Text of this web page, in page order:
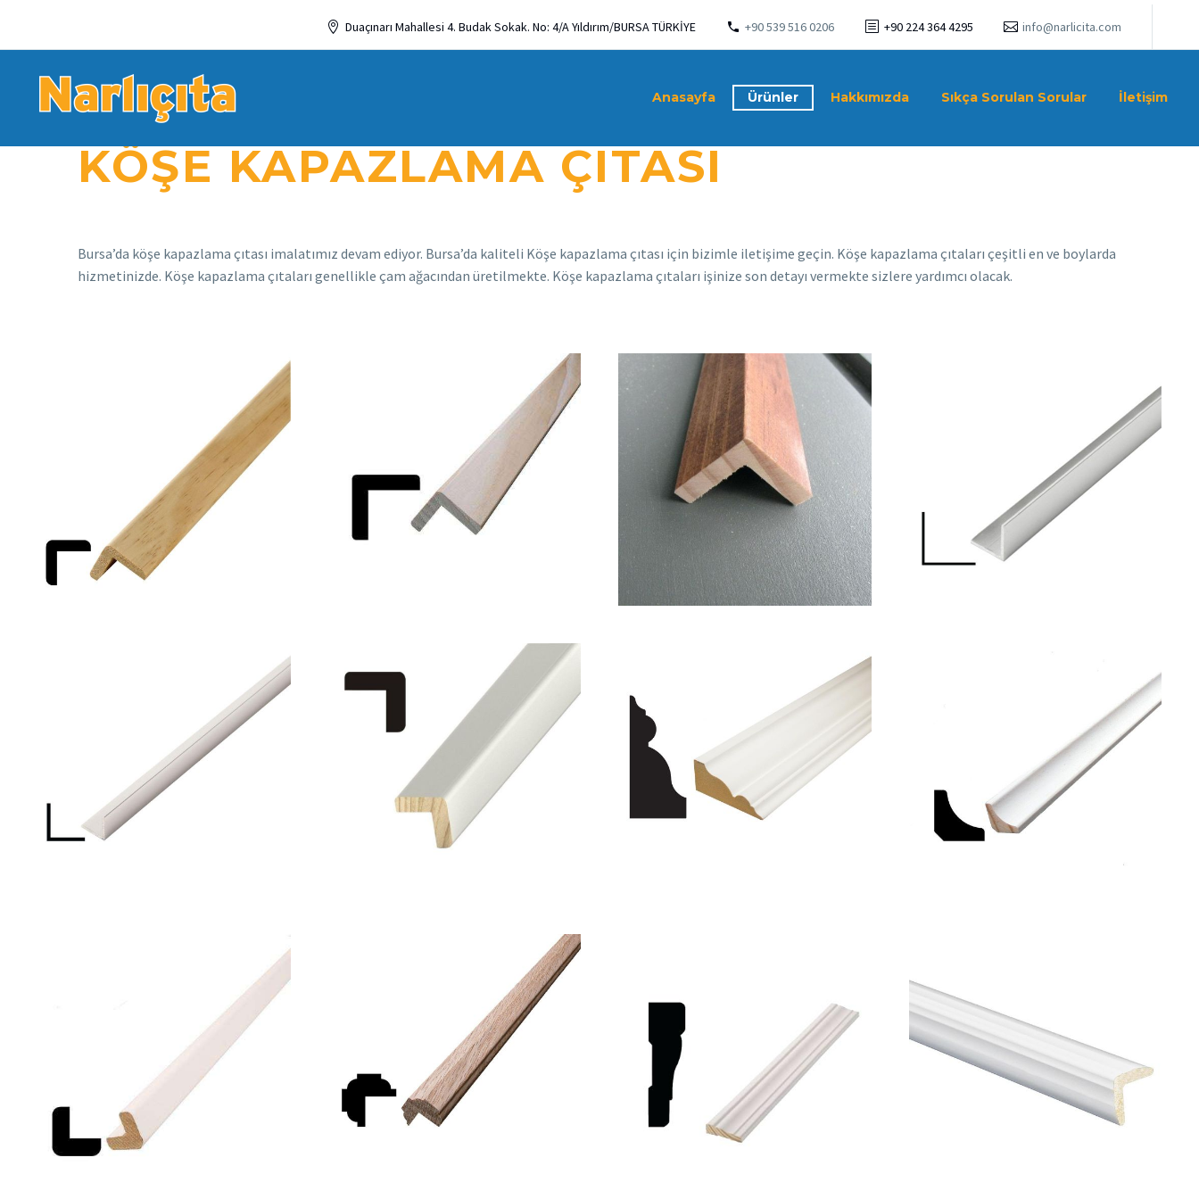
Duaçınarı Mahallesi 4. Budak Sokak. No: 4/A Yıldırım/BURSA TÜRKİYE +90 539 516 0206 +90 224 364 4295 info@narlicita.com
Anasayfa Ürünler Hakkımızda Sıkça Sorulan Sorular İletişim
KÖŞE KAPAZLAMA ÇITASI
Bursa’da köşe kapazlama çıtası imalatımız devam ediyor. Bursa’da kaliteli Köşe kapazlama çıtası için bizimle iletişime geçin. Köşe kapazlama çıtaları çeşitli en ve boylarda
hizmetinizde. Köşe kapazlama çıtaları genellikle çam ağacından üretilmekte. Köşe kapazlama çıtaları işinize son detayı vermekte sizlere yardımcı olacak.